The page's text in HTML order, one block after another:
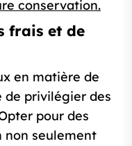
conservation.
frais et de
en matière de
de privilégier des
pour des
non seulement